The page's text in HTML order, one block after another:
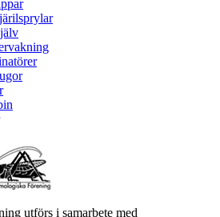
utförs i samarbete med